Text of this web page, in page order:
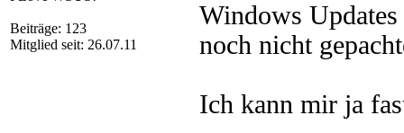
Beiträge: 123
Mitglied seit: 26.07.11
Windows Updates
noch nicht
Ich kann mir ja